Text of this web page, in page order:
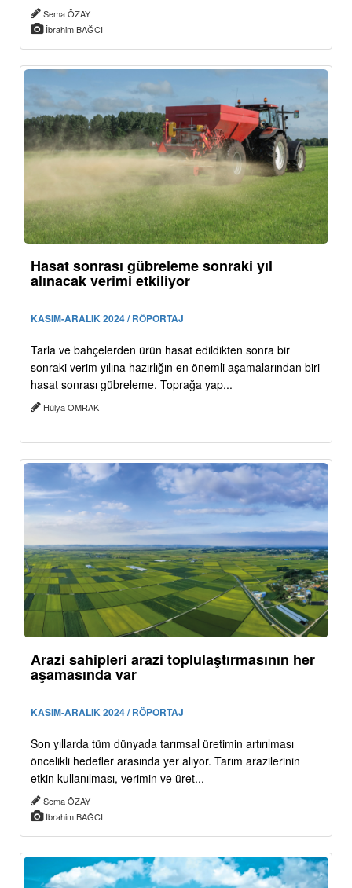
Sema ÖZAY
İbrahim BAĞCI
Hasat sonrası gübreleme sonraki yıl
alınacak verimi etkiliyor
KASIM-ARALIK 2024 / RÖPORTAJ
Tarla ve bahçelerden ürün hasat edildikten sonra bir
sonraki verim yılına hazırlığın en önemli aşamalarından biri
hasat sonrası gübreleme. Toprağa yap...
Hülya OMRAK
Arazi sahipleri arazi toplulaştırmasının her
aşamasında var
KASIM-ARALIK 2024 / RÖPORTAJ
Son yıllarda tüm dünyada tarımsal üretimin artırılması
öncelikli hedefler arasında yer alıyor. Tarım arazilerinin
etkin kullanılması, verimin ve üret...
Sema ÖZAY
İbrahim BAĞCI